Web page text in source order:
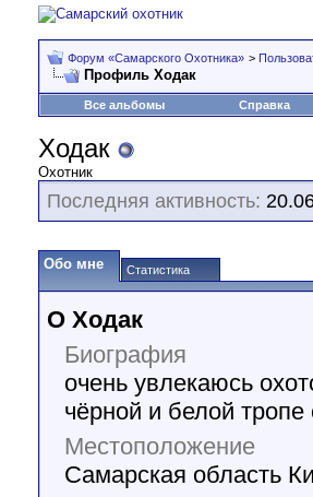
Форум «Самарского Охотника» >
Профиль Ходак
Все альбомы Справка
Ходак
Охотник
Последняя активность:
Обо мне Статистика
О Ходак
Биография
очень увлекаюсь
чёрной и белой
Местоположение
Самарская область